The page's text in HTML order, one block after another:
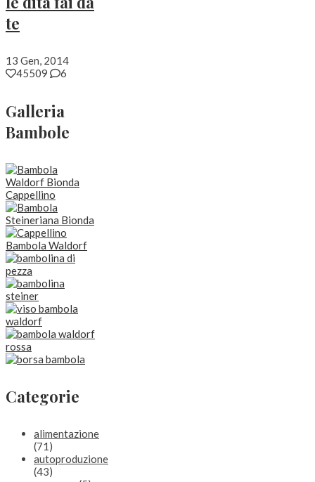
te
13 Gen, 2014
45509
6
Galleria
Bambole
Categorie
alimentazione
(71)
autoproduzione
(43)